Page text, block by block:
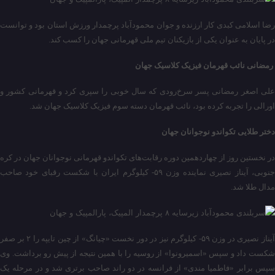
رضا اسلامی کبدی کار ارزنده و جوان محمودآباد پرچمدار ورزش استان بود و توانست
در پایان به عنوان یکی از بازیکنان تیم ملی قهرمانی جهان را کسب کند.
رمضانی نائب قهرمان فیزیک کلاسیک جهان
علی اصغر رمضانی پسر سرخ‌رودی که سال خوبی را سپری کرد و قهرمانی کشور و
اورالی را تجربه کرده بود، نائب قهرمان دسته سوم فیزیک کلاسیک جهان شد.
دختر طلایی تکواندو نوجوانان جهان
در نخستین روز از چهاردهمین دوره رقابت‌های تکواندو قهرمانی نوجوانان جهان در کره
جنوبی، آیناز نصیری نماینده وزن ۵۹- کیلوگرم ایران با شکست رقبای خود صاحب
مدال طلا شد.
آیناز نصیری در وزن ۵۹- کیلوگرم نیز در دور نخست «چیانگ» از چین تایپه را ۲ بر صفر
شکست داد و سپس «اسمیرونوا» از روسیه را با همین نتیجه از پیش رو برداشت. وی
سپس برابر «فاطمیا مندی» از فرانسه در دو راند صاحب برتری شد و در مرحله یک